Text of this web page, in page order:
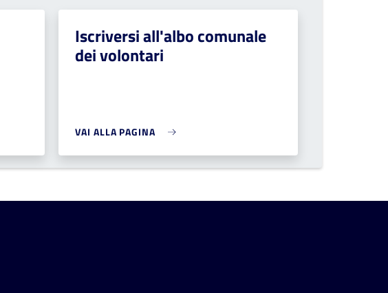
Iscriversi all'albo comunale
dei volontari
VAI ALLA PAGINA